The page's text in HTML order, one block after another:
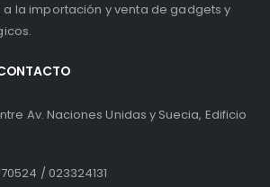
la importación y venta de gadgets y
Av. Naciones Unidas y Suecia, Edificio
/ 023324131